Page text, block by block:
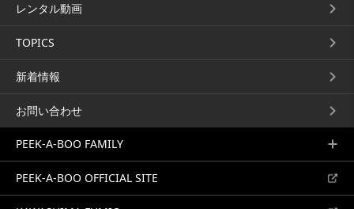
FREE
ブラシの回転
久保木誠
スタートアップ
2026年度成人式ヘアメイ
メイク動画...
レンタル動画
TOPICS
新着情報
お問い合わせ
PEEK-A-BOO FAMILY
PEEK-A-BOO OFFICIAL SITE